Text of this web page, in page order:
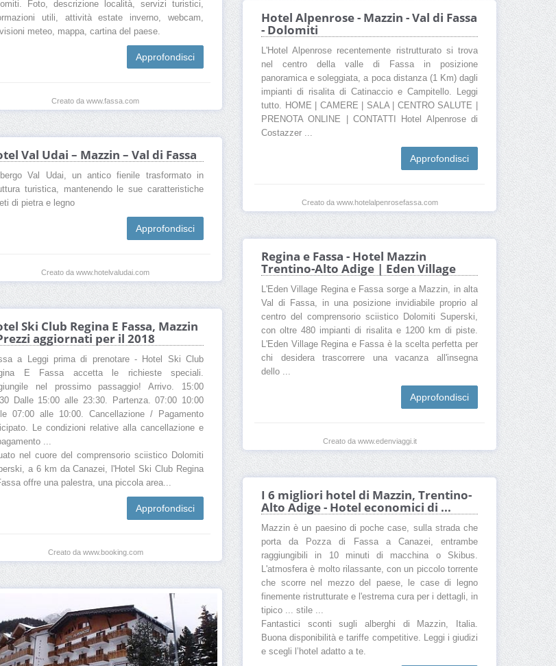
Foto, descrizione località, servizi turistici,
utili, attività estate inverno, webcam,
meteo, mappa, cartina del paese.
Approfondisci
Creato da www.fassa.com
Hotel Alpenrose - Mazzin - Val di Fassa
- Dolomiti
L'Hotel Alpenrose recentemente ristrutturato si trova
nel centro della valle di Fassa in posizione
panoramica e soleggiata, a poca distanza (1 Km) dagli
impianti di risalita di Catinaccio e Campitello. Leggi
tutto. HOME | CAMERE | SALA | CENTRO SALUTE |
PRENOTA ONLINE | CONTATTI Hotel Alpenrose di
Costazzer ...
Approfondisci
Creato da www.hotelalpenrosefassa.com
Val Udai – Mazzin – Val di Fassa
Val Udai, un antico fienile trasformato in
turistica, mantenendo le sue caratteristiche
di pietra e legno
Approfondisci
Creato da www.hotelvaludai.com
Regina e Fassa - Hotel Mazzin
Trentino-Alto Adige | Eden Village
L'Eden Village Regina e Fassa sorge a Mazzin, in alta
Val di Fassa, in una posizione invidiabile proprio al
centro del comprensorio sciistico Dolomiti Superski,
con oltre 480 impianti di risalita e 1200 km di piste.
L'Eden Village Regina e Fassa è la scelta perfetta per
chi desidera trascorrere una vacanza all'insegna
dello ...
Approfondisci
Creato da www.edenviaggi.it
Ski Club Regina E Fassa, Mazzin
aggiornati per il 2018
a Leggi prima di prenotare - Hotel Ski Club
E Fassa accetta le richieste speciali.
nel prossimo passaggio! Arrivo. 15:00
Dalle 15:00 alle 23:30. Partenza. 07:00 10:00
07:00 alle 10:00. Cancellazione / Pagamento
Le condizioni relative alla cancellazione e
...
nel cuore del comprensorio sciistico Dolomiti
a 6 km da Canazei, l'Hotel Ski Club Regina
offre una palestra, una piccola area...
Approfondisci
Creato da www.booking.com
I 6 migliori hotel di Mazzin, Trentino-
Alto Adige - Hotel economici di ...
Mazzin è un paesino di poche case, sulla strada che
porta da Pozza di Fassa a Canazei, entrambe
raggiungibili in 10 minuti di macchina o Skibus.
L'atmosfera è molto rilassante, con un piccolo torrente
che scorre nel mezzo del paese, le case di legno
finemente ristrutturate e l'estrema cura per i dettagli, in
tipico ... stile ...
Fantastici sconti sugli alberghi di Mazzin, Italia.
Buona disponibilità e tariffe competitive. Leggi i giudizi
e scegli l’hotel adatto a te.